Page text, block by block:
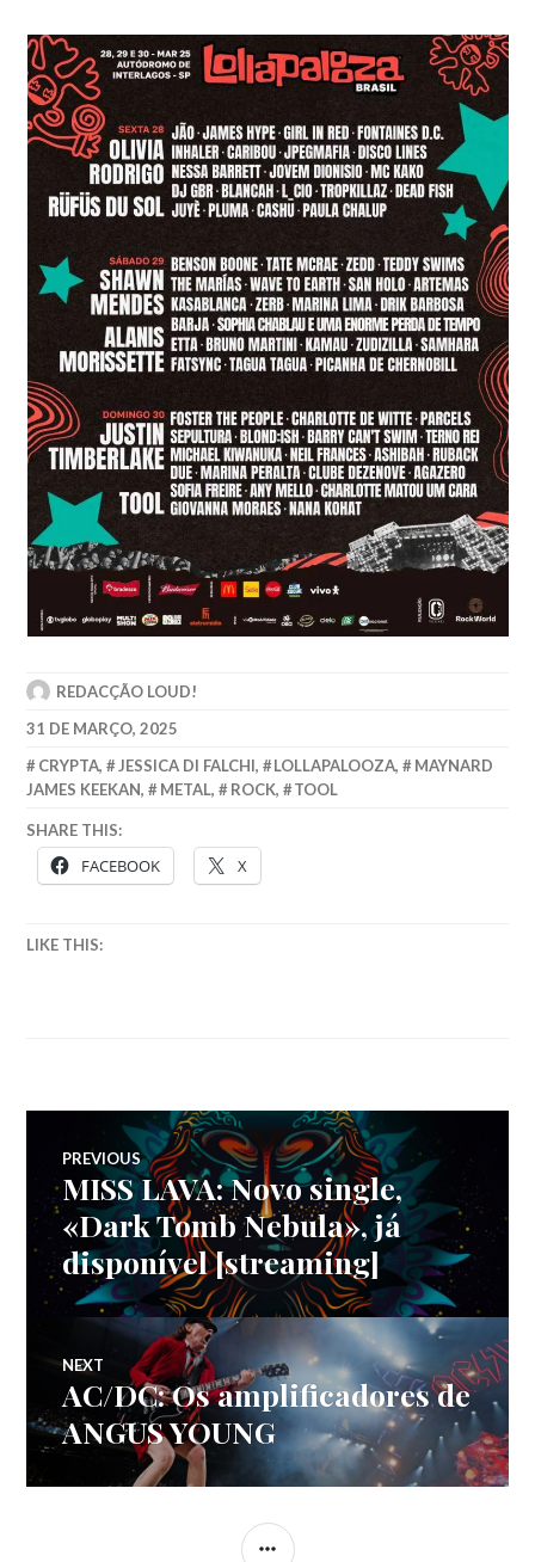
REDACÇÃO LOUD!
31 DE MARÇO, 2025
CRYPTA, JESSICA DI FALCHI, LOLLAPALOOZA,
MAYNARD
JAMES KEEKAN, METAL, ROCK, TOOL
SHARE THIS:
FACEBOOK X
LIKE THIS:
Navegação
de
artigos
PREVIOUS
Previous
post:
MISS LAVA: Novo single,
«Dark Tomb Nebula», já
disponível [streaming]
NEXT
Next
post:
AC/DC: Os amplificadores de
ANGUS YOUNG
SIDEBAR